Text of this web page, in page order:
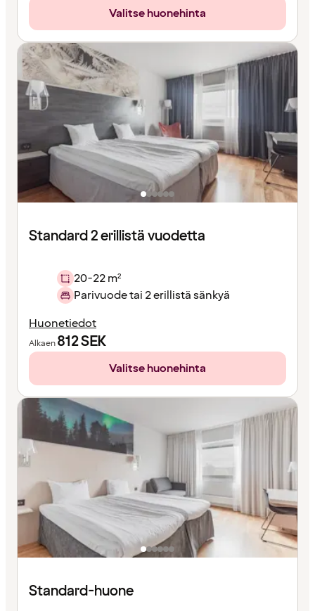
Valitse huonehinta
Standard 2 erillistä vuodetta
20-22 m²
Parivuode tai 2 erillistä sänkyä
Huonetiedot
Alkaen812SEK
Valitse huonehinta
Standard-huone